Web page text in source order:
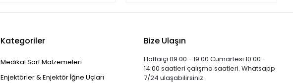
Kategoriler
Medikal Sarf Malzemeleri
Enjektörler & Enjektör İğne Uçları
Bize Ulaşın
Haftaiçi 09:00 - 19:00 Cumartesi 10:00 -
14:00 saatleri çalışma saatleri. Whatsapp
7/24 ulaşabilirsiniz.